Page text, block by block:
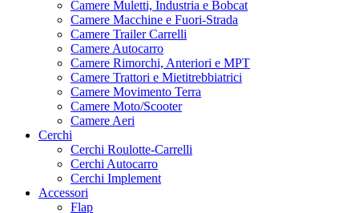
Camere Muletti, Industria e Bobcat
Camere Macchine e Fuori-Strada
Camere Trailer Carrelli
Camere Autocarro
Camere Rimorchi, Anteriori e MPT
Camere Trattori e Mietitrebbiatrici
Camere Movimento Terra
Camere Moto/Scooter
Camere Aeri
Cerchi
Cerchi Roulotte-Carrelli
Cerchi Autocarro
Cerchi Implement
Accessori
Flap